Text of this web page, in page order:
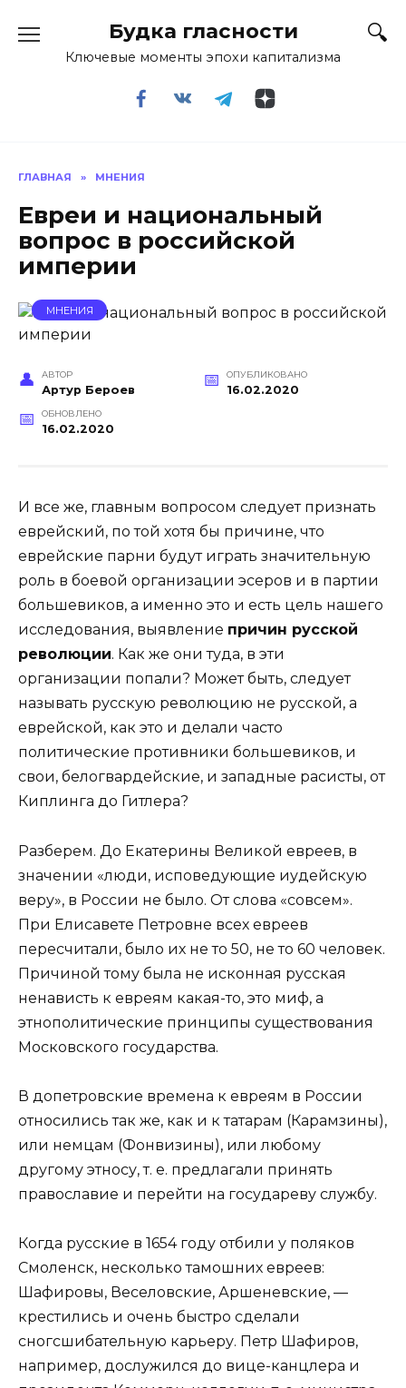
содержанию
Будка гласности
Ключевые моменты эпохи капитализма
ГЛАВНАЯ » МНЕНИЯ
Евреи и национальный
вопрос в российской
империи
МНЕНИЯ
АВТОР
Артур Бероев
ОПУБЛИКОВАНО
16.02.2020
ОБНОВЛЕНО
16.02.2020
И все же, главным вопросом следует признать
еврейский, по той хотя бы причине, что
еврейские парни будут играть значительную
роль в боевой организации эсеров и в партии
большевиков, а именно это и есть цель нашего
исследования, выявление причин русской
революции. Как же они туда, в эти
организации попали? Может быть, следует
называть русскую революцию не русской, а
еврейской, как это и делали часто
политические противники большевиков, и
свои, белогвардейские, и западные расисты, от
Киплинга до Гитлера?
Разберем. До Екатерины Великой евреев, в
значении «люди, исповедующие иудейскую
веру», в России не было. От слова «совсем».
При Елисавете Петровне всех евреев
пересчитали, было их не то 50, не то 60 человек.
Причиной тому была не исконная русская
ненависть к евреям какая-то, это миф, а
этнополитические принципы существования
Московского государства.
В допетровские времена к евреям в России
относились так же, как и к татарам (Карамзины),
или немцам (Фонвизины), или любому
другому этносу, т. е. предлагали принять
православие и перейти на государеву службу.
Когда русские в 1654 году отбили у поляков
Смоленск, несколько тамошних евреев:
Шафировы, Веселовские, Аршеневские, —
крестились и очень быстро сделали
сногсшибательную карьеру. Петр Шафиров,
например, дослужился до вице-канцлера и